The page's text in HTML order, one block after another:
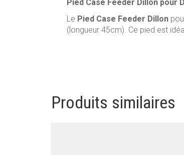
Pied Case Feeder Dillon pour
Le Pied Case Feeder Dillon
(longueur 45cm). Ce pied est
Produits similaires